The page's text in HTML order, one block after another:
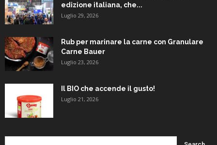
edizione italiana, che...
Luglio 29, 2026
Rub per marinare la carne con Granulare
Carne Bauer
Luglio 23, 2026
Il BIO che accende il gusto!
Luglio 21, 2026